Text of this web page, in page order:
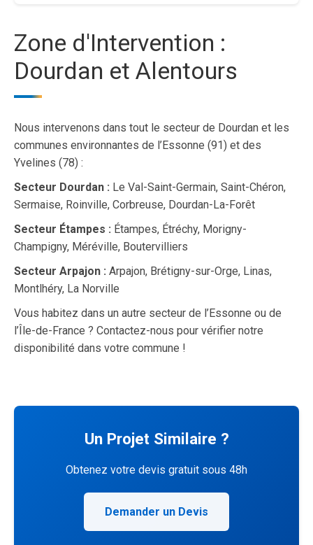
Zone d'Intervention :
Dourdan et Alentours
Nous intervenons dans tout le secteur de Dourdan et les
communes environnantes de l’Essonne (91) et des
Yvelines (78) :
Secteur Dourdan : Le Val-Saint-Germain, Saint-Chéron,
Sermaise, Roinville, Corbreuse, Dourdan-La-Forêt
Secteur Étampes : Étampes, Étréchy, Morigny-
Champigny, Méréville, Boutervilliers
Secteur Arpajon : Arpajon, Brétigny-sur-Orge, Linas,
Montlhéry, La Norville
Vous habitez dans un autre secteur de l’Essonne ou de
l’Île-de-France ? Contactez-nous pour vérifier notre
disponibilité dans votre commune !
Un Projet Similaire ?
Obtenez votre devis gratuit sous 48h
Demander un Devis